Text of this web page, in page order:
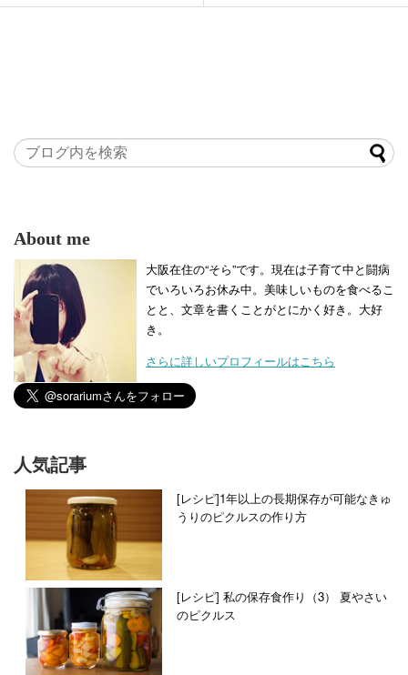
About me
大阪在住の“そら”です。現在は子育て中と闘病
でいろいろお休み中。美味しいものを食べるこ
とと、文章を書くことがとにかく好き。大好
き。
さらに詳しいプロフィールはこちら
人気記事
[レシピ]1年以上の長期保存が可能なきゅ
うりのピクルスの作り方
[レシピ] 私の保存食作り（3） 夏やさい
のピクルス